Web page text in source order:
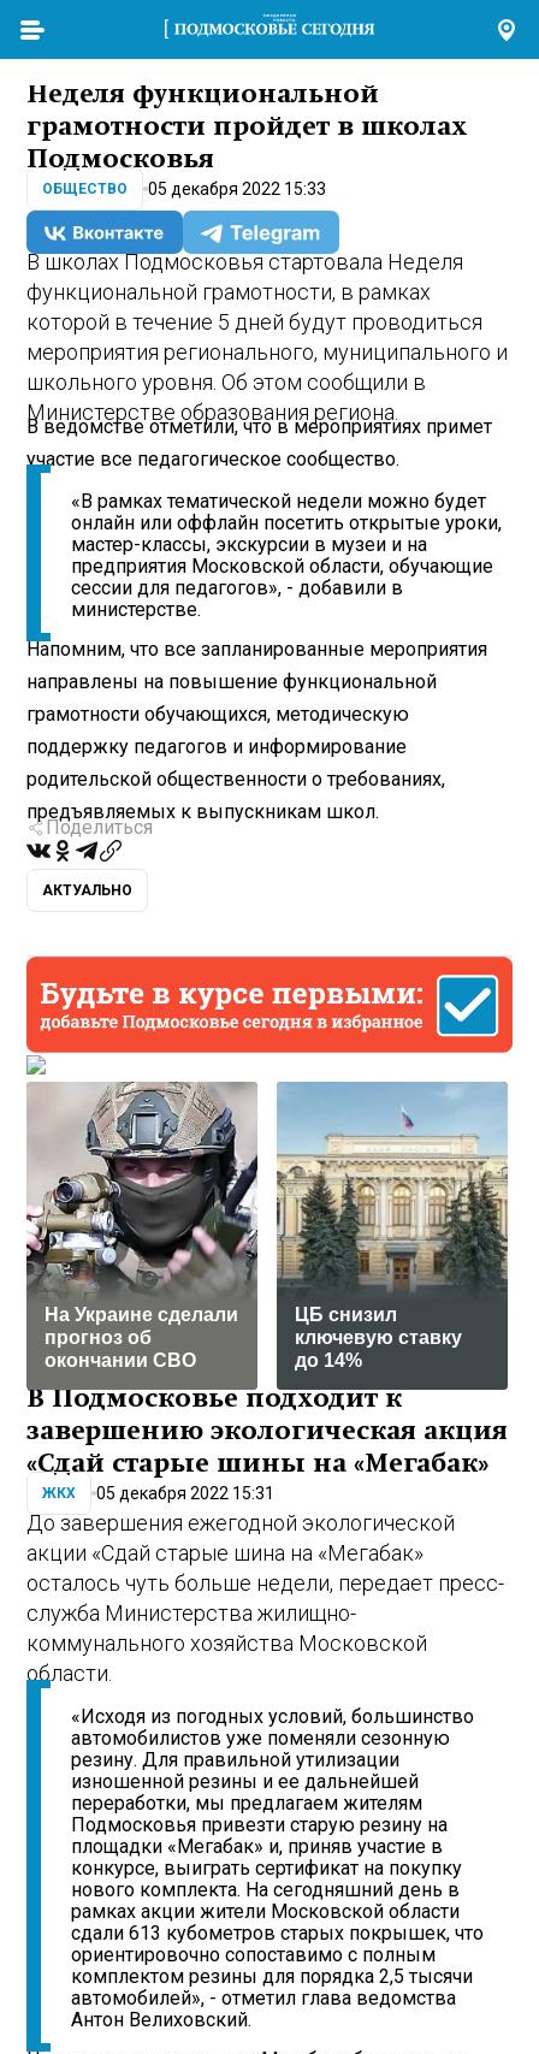
Неделя функциональной
грамотности пройдет в школах
Подмосковья
ОБЩЕСТВО 05 декабря 2022 15:33
В школах Подмосковья стартовала Неделя
функциональной грамотности, в рамках
которой в течение 5 дней будут проводиться
мероприятия регионального, муниципального и
школьного уровня. Об этом сообщили в
Министерстве образования региона.
В ведомстве отметили, что в мероприятиях примет
участие все педагогическое сообщество.
«В рамках тематической недели можно будет
онлайн или оффлайн посетить открытые уроки,
мастер-классы, экскурсии в музеи и на
предприятия Московской области, обучающие
сессии для педагогов», - добавили в
министерстве.
Напомним, что все запланированные мероприятия
направлены на повышение функциональной
грамотности обучающихся, методическую
поддержку педагогов и информирование
родительской общественности о требованиях,
предъявляемых к выпускникам школ.
Поделиться
АКТУАЛЬНО
На Украине сделали
прогноз об
окончании СВО
ЦБ снизил
ключевую ставку
до 14%
В Подмосковье подходит к
завершению экологическая акция
«Сдай старые шины на «Мегабак»
ЖКХ 05 декабря 2022 15:31
До завершения ежегодной экологической
акции «Сдай старые шина на «Мегабак»
осталось чуть больше недели, передает пресс-
служба Министерства жилищно-
коммунального хозяйства Московской
области.
«Исходя из погодных условий, большинство
автомобилистов уже поменяли сезонную
резину. Для правильной утилизации
изношенной резины и ее дальнейшей
переработки, мы предлагаем жителям
Подмосковья привезти старую резину на
площадки «Мегабак» и, приняв участие в
конкурсе, выиграть сертификат на покупку
нового комплекта. На сегодняшний день в
рамках акции жители Московской области
сдали 613 кубометров старых покрышек, что
ориентировочно сопоставимо с полным
комплектом резины для порядка 2,5 тысячи
автомобилей», - отметил глава ведомства
Антон Велиховский.